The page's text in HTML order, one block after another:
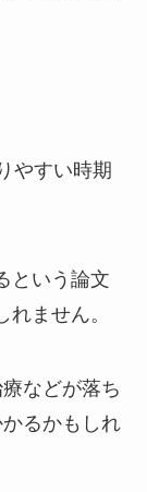
やすい時期
という論文
ません。
などが落ち
るかもしれ